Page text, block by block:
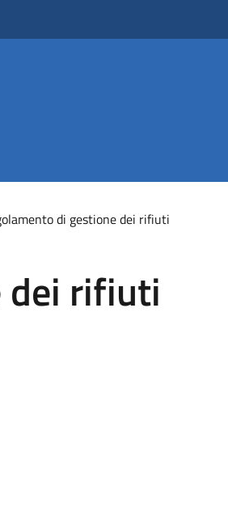
di gestione dei rifiuti
dei rifiuti